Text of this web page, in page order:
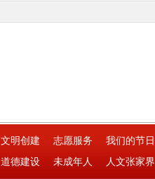
文明创建 志愿服务 我们的节日
道德建设 未成年人 人文张家界